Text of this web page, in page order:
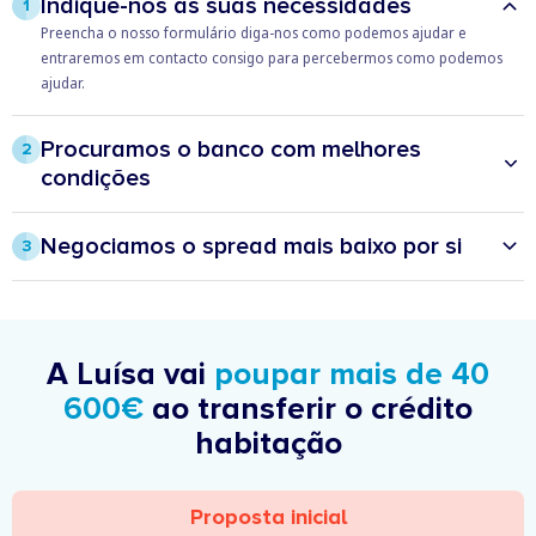
1
Preencha o nosso formulário diga-nos como podemos ajudar e
entraremos em contacto consigo para percebermos como podemos
ajudar.
2 Procuramos o banco com melhores
condições
os meses.
3 Negociamos o spread mais baixo por si
A Luísa vai poupar mais de 40
600€ ao transferir o crédito
habitação
Proposta inicial